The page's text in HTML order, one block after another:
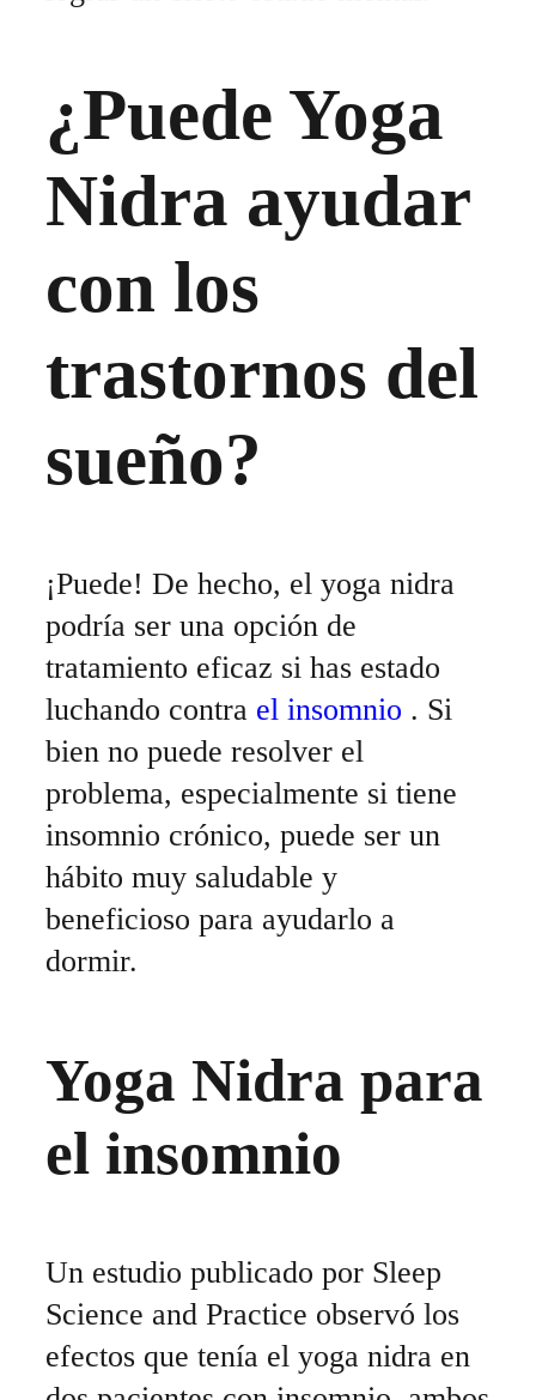
¿Puede Yoga
Nidra ayudar
con los
trastornos del
sueño?
¡Puede! De hecho, el yoga nidra
podría ser una opción de
tratamiento eficaz si has estado
luchando contra el insomnio . Si
bien no puede resolver el
problema, especialmente si tiene
insomnio crónico, puede ser un
hábito muy saludable y
beneficioso para ayudarlo a
dormir.
Yoga Nidra para
el insomnio
Un estudio publicado por Sleep
Science and Practice observó los
efectos que tenía el yoga nidra en